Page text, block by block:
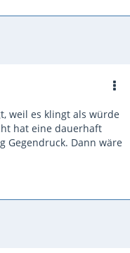
weil es klingt als würde
hat eine dauerhaft
Gegendruck. Dann wäre